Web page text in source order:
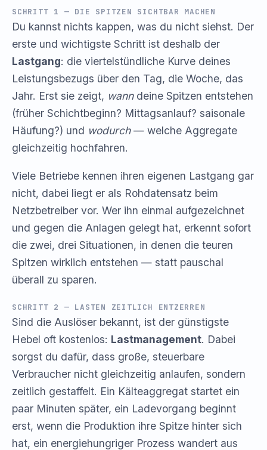
SCHRITT 1 — DIE SPITZEN SICHTBAR MACHEN
Du kannst nichts kappen, was du nicht siehst. Der
erste und wichtigste Schritt ist deshalb der
Lastgang: die viertelstündliche Kurve deines
Leistungsbezugs über den Tag, die Woche, das
Jahr. Erst sie zeigt, wanndeine Spitzen entstehen
(früher Schichtbeginn? Mittagsanlauf? saisonale
Häufung?) und wodurch— welche Aggregate
gleichzeitig hochfahren.
Viele Betriebe kennen ihren eigenen Lastgang gar
nicht, dabei liegt er als Rohdatensatz beim
Netzbetreiber vor. Wer ihn einmal aufgezeichnet
und gegen die Anlagen gelegt hat, erkennt sofort
die zwei, drei Situationen, in denen die teuren
Spitzen wirklich entstehen — statt pauschal
überall zu sparen.
SCHRITT 2 — LASTEN ZEITLICH ENTZERREN
Sind die Auslöser bekannt, ist der günstigste
Hebel oft kostenlos: Lastmanagement. Dabei
sorgst du dafür, dass große, steuerbare
Verbraucher nicht gleichzeitig anlaufen, sondern
zeitlich gestaffelt. Ein Kälteaggregat startet ein
paar Minuten später, ein Ladevorgang beginnt
erst, wenn die Produktion ihre Spitze hinter sich
hat, ein energiehungriger Prozess wandert aus